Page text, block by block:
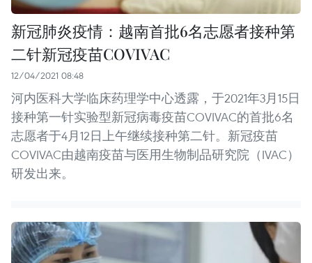
新冠肺炎疫情：越南首批6名志愿者接种第
二针新冠疫苗COVIVAC
12/04/2021 08:48
河内医科大学临床药理学中心透露，于2021年3月15日
接种第一针实验型新冠病毒疫苗COVIVAC的首批6名
志愿者于4月12日上午继续接种第二针。新冠疫苗
COVIVAC由越南疫苗与医用生物制品研究院（IVAC）
研发出来。